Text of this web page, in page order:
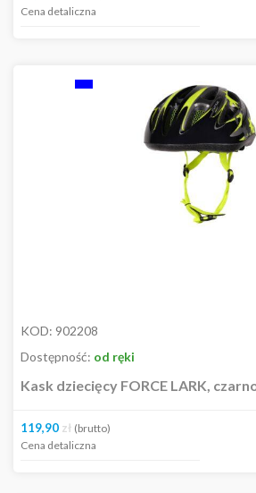
Cena detaliczna
KOD: 902208
Dostępność: od ręki
Kask dziecięcy FORCE LARK,
119,90 zł (brutto)
Cena detaliczna